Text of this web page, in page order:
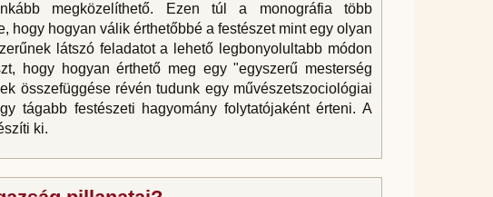
megközelíthető. Ezen túl a monográfia több
hogy hogyan válik érthetőbbé a festészet mint egy olyan
látszó feladatot a lehető legbonyolultabb módon
hogy hogyan érthető meg egy "egyszerű mesterség
összefüggése révén tudunk egy művészetszociológiai
tágabb festészeti hagyomány folytatójaként érteni. A
ki.